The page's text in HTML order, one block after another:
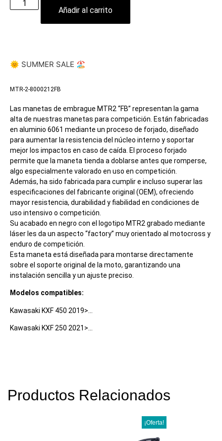
Añadir al carrito
🌞 SUMMER SALE 🏖️
MTR-2-8000212FB
Las manetas de embrague MTR2 “FB” representan la gama
alta de nuestras manetas para competición. Están fabricadas
en aluminio 6061 mediante un proceso de forjado, diseñado
para aumentar la resistencia del núcleo interno y soportar
mejor los impactos en caso de caída. El proceso forjado
permite que la maneta tienda a doblarse antes que romperse,
algo especialmente valorado en uso en competición.
Además, ha sido fabricada para cumplir e incluso superar las
especificaciones del fabricante original (OEM), ofreciendo
mayor resistencia, durabilidad y fiabilidad en condiciones de
uso intensivo o competición.
Su acabado en negro con el logotipo MTR2 grabado mediante
láser les da un aspecto “factory” muy orientado al motocross y
enduro de competición.
Esta maneta está diseñada para montarse directamente
sobre el soporte original de la moto, garantizando una
instalación sencilla y un ajuste preciso.
Modelos compatibles:
Kawasaki KXF 450 2019>…
Kawasaki KXF 250 2021>…
Productos Relacionados
¡Oferta!